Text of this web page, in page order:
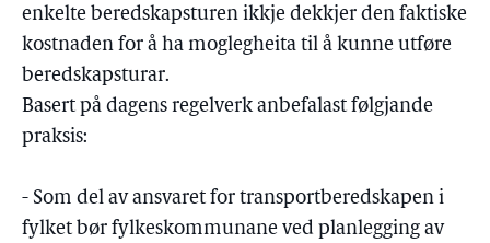
enkelte beredskapsturen ikkje dekkjer den faktiske
kostnaden for å ha moglegheita til å kunne utføre
beredskapsturar.
Basert på dagens regelverk anbefalast følgjande
praksis:
- Som del av ansvaret for transportberedskapen i
fylket bør fylkeskommunane ved planlegging av